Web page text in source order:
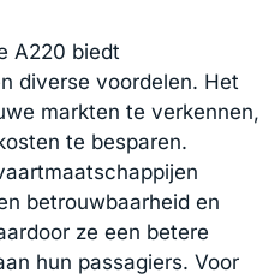
A220 biedt
diverse voordelen. Het
markten te verkennen,
te besparen.
betrouwbaarheid en
ze een betere
hun passagiers. Voor